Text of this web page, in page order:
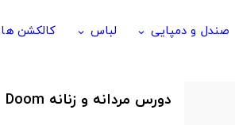
صندل و دمپایی keyboard_arrow_down لباس keyboard_arrow_down کالکشن ها
دورس مردانه و زنانه Doom طرح Doom Eternal